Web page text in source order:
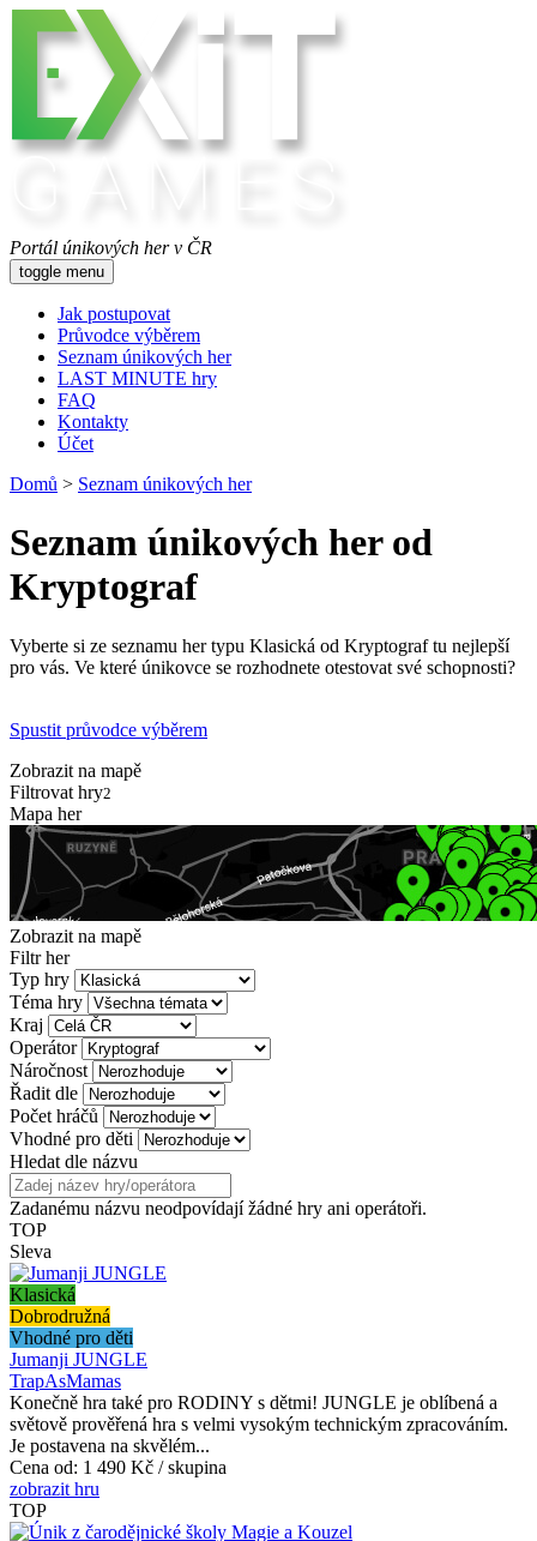
Portál únikových her v ČR
toggle menu
Jak postupovat
Průvodce výběrem
Seznam únikových her
LAST MINUTE hry
FAQ
Kontakty
Účet
Domů > Seznam únikových her
Seznam únikových her od
Kryptograf
Vyberte si ze seznamu her typu Klasická od Kryptograf tu nejlepší
pro vás. Ve které únikovce se rozhodnete otestovat své schopnosti?
Spustit průvodce výběrem
Zobrazit na mapě
Filtrovat hry2
Mapa her
Zobrazit na mapě
Filtr her
Typ hry
Téma hry
Kraj
Operátor
Náročnost
Řadit dle
Počet hráčů
Vhodné pro děti
Hledat dle názvu
Zadanému názvu neodpovídají žádné hry ani operátoři.
TOP
Sleva
Klasická
Dobrodružná
Vhodné pro děti
Jumanji JUNGLE
TrapAsMamas
Konečně hra také pro RODINY s dětmi! JUNGLE je oblíbená a
světově prověřená hra s velmi vysokým technickým zpracováním.
Je postavena na skvělém...
Cena od: 1 490 Kč / skupina
zobrazit hru
TOP